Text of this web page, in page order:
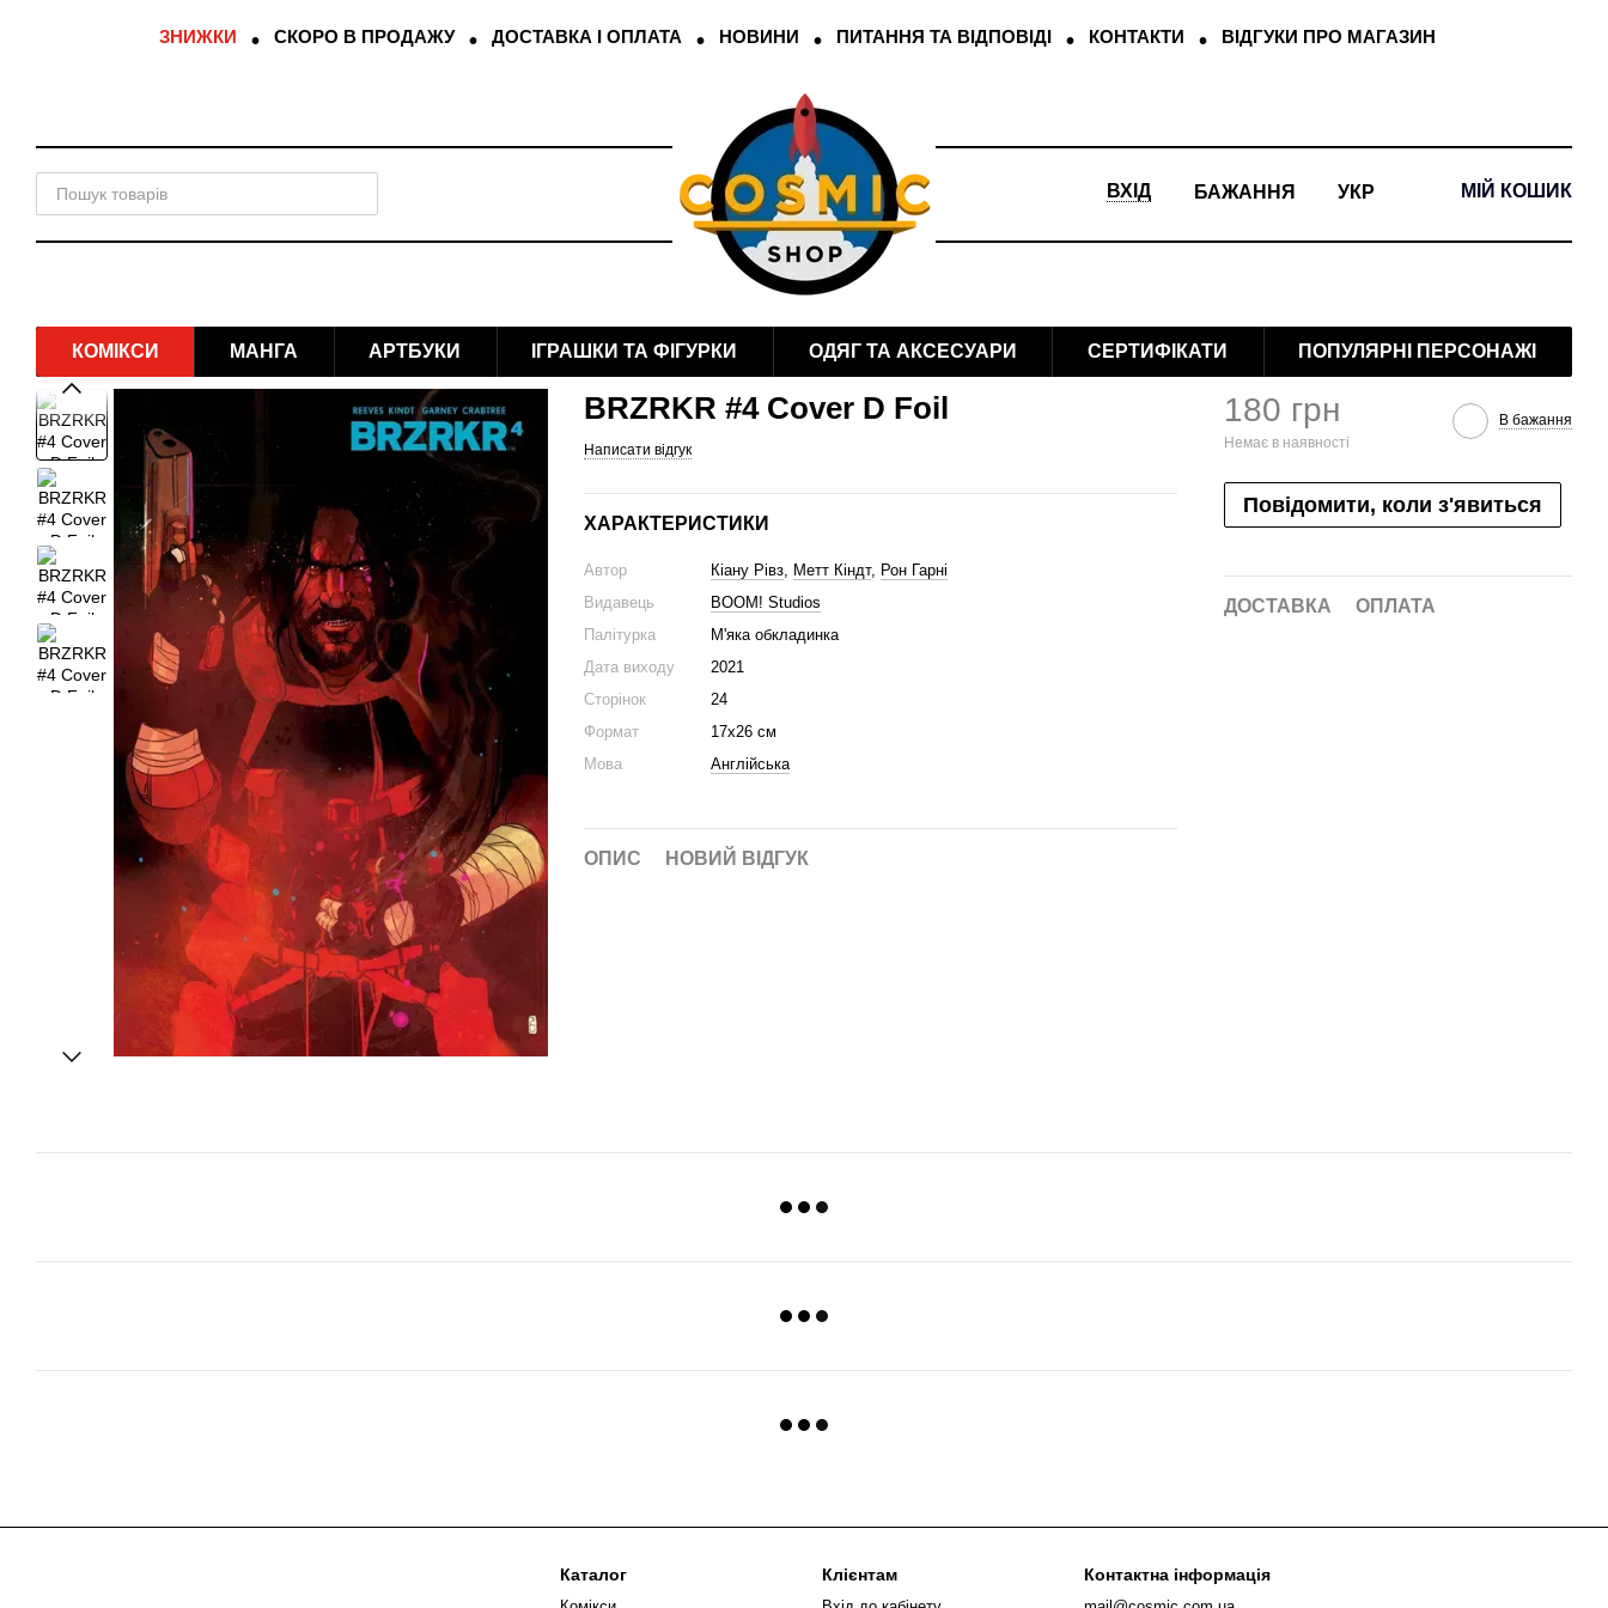
ЗНИЖКИ СКОРО В ПРОДАЖУ ДОСТАВКА І ОПЛАТА НОВИНИ ПИТАННЯ ТА ВІДПОВІДІ КОНТАКТИ ВІДГУКИ ПРО МАГАЗИН
ВХІД БАЖАННЯ УКР МІЙ КОШИК
КОМІКСИ МАНГА АРТБУКИ ІГРАШКИ ТА ФІГУРКИ ОДЯГ ТА АКСЕСУАРИ СЕРТИФІКАТИ ПОПУЛЯРНІ ПЕРСОНАЖІ
BRZRKR #4 Cover D Foil
Написати відгук
ХАРАКТЕРИСТИКИ
Автор Кіану Рівз, Метт Кіндт, Рон Гарні
Видавець
BOOM! Studios
Палітурка
М'яка обкладинка
Дата виходу
2021
Сторінок
24
Формат
17х26 см
Мова
Англійська
ОПИС НОВИЙ ВІДГУК
180 грн
Немає в наявності
В бажання
Повідомити, коли з'явиться
ДОСТАВКА ОПЛАТА
Каталог Клієнтам Контактна інформація